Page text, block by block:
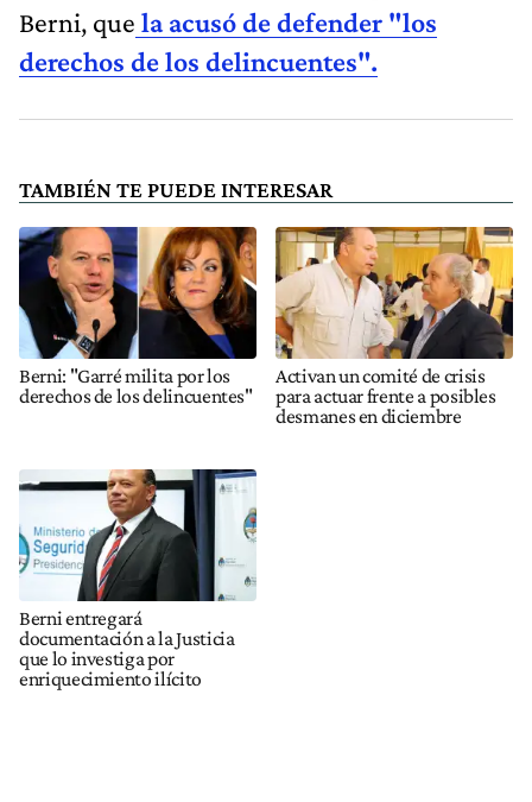
Berni, que la acusó de defender "los
derechos de los delincuentes".
TAMBIÉN TE PUEDE INTERESAR
Berni: "Garré milita por los
derechos de los delincuentes"
Activan un comité de crisis
para actuar frente a posibles
desmanes en diciembre
Berni entregará
documentación a la Justicia
que lo investiga por
enriquecimiento ilícito